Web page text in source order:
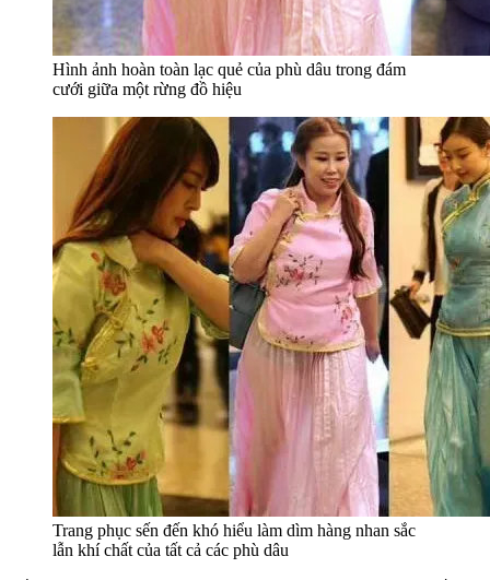
Hình ảnh hoàn toàn lạc quẻ của phù dâu trong đám
cưới giữa một rừng đồ hiệu
Trang phục sến đến khó hiểu làm dìm hàng nhan sắc
lẫn khí chất của tất cả các phù dâu